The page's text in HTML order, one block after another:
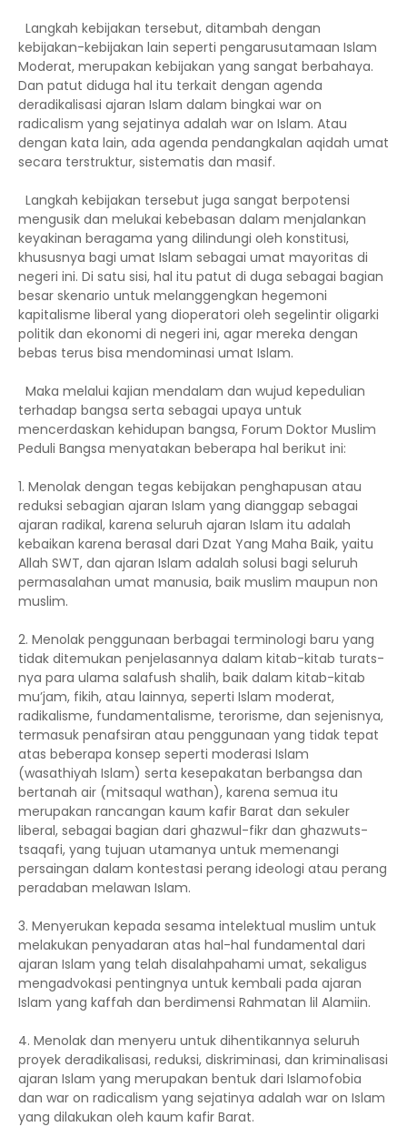
Langkah kebijakan tersebut, ditambah dengan
kebijakan-kebijakan lain seperti pengarusutamaan Islam
Moderat, merupakan kebijakan yang sangat berbahaya.
Dan patut diduga hal itu terkait dengan agenda
deradikalisasi ajaran Islam dalam bingkai war on
radicalism yang sejatinya adalah war on Islam. Atau
dengan kata lain, ada agenda pendangkalan aqidah umat
secara terstruktur, sistematis dan masif.
Langkah kebijakan tersebut juga sangat berpotensi
mengusik dan melukai kebebasan dalam menjalankan
keyakinan beragama yang dilindungi oleh konstitusi,
khususnya bagi umat Islam sebagai umat mayoritas di
negeri ini. Di satu sisi, hal itu patut di duga sebagai bagian
besar skenario untuk melanggengkan hegemoni
kapitalisme liberal yang dioperatori oleh segelintir oligarki
politik dan ekonomi di negeri ini, agar mereka dengan
bebas terus bisa mendominasi umat Islam.
Maka melalui kajian mendalam dan wujud kepedulian
terhadap bangsa serta sebagai upaya untuk
mencerdaskan kehidupan bangsa, Forum Doktor Muslim
Peduli Bangsa menyatakan beberapa hal berikut ini:
1. Menolak dengan tegas kebijakan penghapusan atau
reduksi sebagian ajaran Islam yang dianggap sebagai
ajaran radikal, karena seluruh ajaran Islam itu adalah
kebaikan karena berasal dari Dzat Yang Maha Baik, yaitu
Allah SWT, dan ajaran Islam adalah solusi bagi seluruh
permasalahan umat manusia, baik muslim maupun non
muslim.
2. Menolak penggunaan berbagai terminologi baru yang
tidak ditemukan penjelasannya dalam kitab-kitab turats-
nya para ulama salafush shalih, baik dalam kitab-kitab
mu’jam, fikih, atau lainnya, seperti Islam moderat,
radikalisme, fundamentalisme, terorisme, dan sejenisnya,
termasuk penafsiran atau penggunaan yang tidak tepat
atas beberapa konsep seperti moderasi Islam
(wasathiyah Islam) serta kesepakatan berbangsa dan
bertanah air (mitsaqul wathan), karena semua itu
merupakan rancangan kaum kafir Barat dan sekuler
liberal, sebagai bagian dari ghazwul-fikr dan ghazwuts-
tsaqafi, yang tujuan utamanya untuk memenangi
persaingan dalam kontestasi perang ideologi atau perang
peradaban melawan Islam.
3. Menyerukan kepada sesama intelektual muslim untuk
melakukan penyadaran atas hal-hal fundamental dari
ajaran Islam yang telah disalahpahami umat, sekaligus
mengadvokasi pentingnya untuk kembali pada ajaran
Islam yang kaffah dan berdimensi Rahmatan lil Alamiin.
4. Menolak dan menyeru untuk dihentikannya seluruh
proyek deradikalisasi, reduksi, diskriminasi, dan kriminalisasi
ajaran Islam yang merupakan bentuk dari Islamofobia
dan war on radicalism yang sejatinya adalah war on Islam
yang dilakukan oleh kaum kafir Barat.